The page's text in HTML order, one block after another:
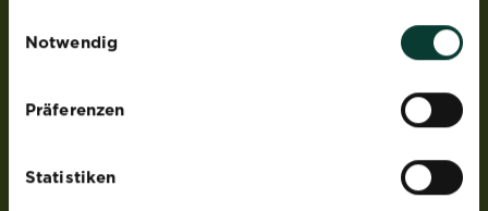
Nutzung der Dienste gesammelt haben.
Notwendig
Präferenzen
Statistiken
ROUNDUP® und Osmocote® sind eingetragene Marken
Weedex®, Tomcat®, Magisches Rasen-Pflaster®,
EasyGreen®, EvenGreen® und HandyGreen® sind Marken